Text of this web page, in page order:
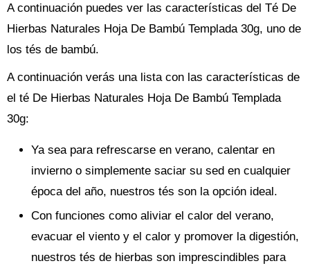
A continuación puedes ver las características del Té De
Hierbas Naturales Hoja De Bambú Templada 30g, uno de
los tés de bambú.
A continuación verás una lista con las características de
el té De Hierbas Naturales Hoja De Bambú Templada
30g:
Ya sea para refrescarse en verano, calentar en
invierno o simplemente saciar su sed en cualquier
época del año, nuestros tés son la opción ideal.
Con funciones como aliviar el calor del verano,
evacuar el viento y el calor y promover la digestión,
nuestros tés de hierbas son imprescindibles para